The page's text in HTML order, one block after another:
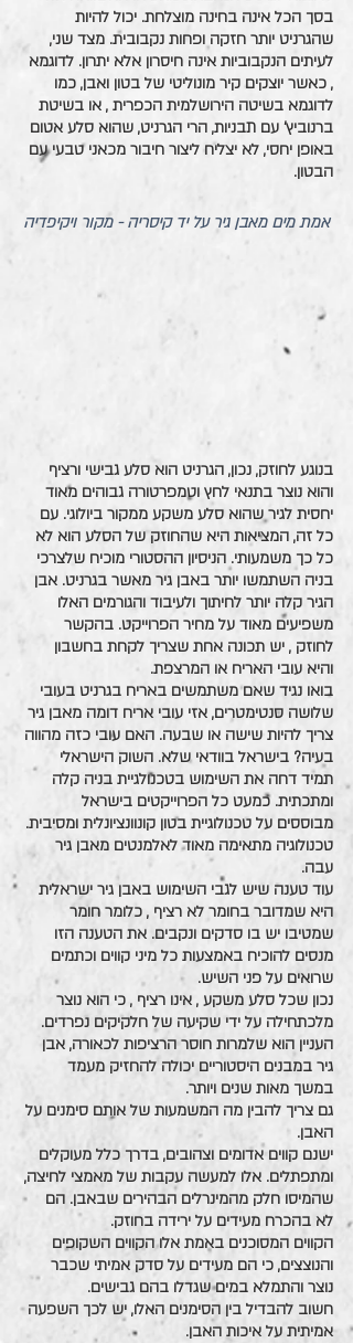
בסך הכל אינה בחינה מוצלחת. יכול להיות
שהגרניט יותר חזקה ופחות נקבובית. מצד שני,
לעיתים הנקבוביות אינה חיסרון אלא יתרון. לדוגמא
, כאשר יוצקים קיר מונוליטי של בטון ואבן, כמו
לדוגמא בשיטה הירושלמית הכפרית , או בשיטת
ברנוביץ' עם תבניות, הרי הגרניט, שהוא סלע אטום
באופן יחסי, לא יצליח ליצור חיבור מכאני טבעי עם
הבטון.
אמת מים מאבן גיר על יד קיסריה - מקור ויקיפדיה
בנוגע לחוזק, נכון, הגרניט הוא סלע גבישי ורציף
והוא נוצר בתנאי לחץ וטמפרטורה גבוהים מאוד
יחסית לגיר שהוא סלע משקע ממקור ביולוגי. עם
כל זה, המציאות היא שהחוזק של הסלע הוא לא
כל כך משמעותי. הניסיון ההסטורי מוכיח שלצרכי
בניה השתמשו יותר באבן גיר מאשר בגרניט. אבן
הגיר קלה יותר לחיתוך ולעיבוד והגורמים האלו
משפיעים מאוד על מחיר הפרוייקט. בהקשר
לחוזק , יש תכונה אחת שצריך לקחת בחשבון
והיא עובי האריח או המרצפת.
בואו נגיד שאם משתמשים באריח בגרניט בעובי
שלושה סנטימטרים, אזי עובי אריח דומה מאבן גיר
צריך להיות שישה או שבעה. האם עובי כזה מהווה
בעיה? בישראל בוודאי שלא. השוק הישראלי
תמיד דחה את השימוש בטכנולגיית בניה קלה
ומתכתית. כמעט כל הפרוייקטים בישראל
מבוססים על טכנולוגיית בטון קונוונציונלית ומסיבית.
טכנולוגיה מתאימה מאוד לאלמנטים מאבן גיר
עבה.
עוד טענה שיש לגבי השימוש באבן גיר ישראלית
היא שמדובר בחומר לא רציף , כלומר חומר
שמטיבו יש בו סדקים ונקבים. את הטענה הזו
מנסים להוכיח באמצעות כל מיני קווים וכתמים
שרואים על פני השיש.
נכון שכל סלע משקע , אינו רציף , כי הוא נוצר
מלכתחילה על ידי שקיעה של חלקיקים נפרדים.
העניין הוא שלמרות חוסר הרציפות לכאורה, אבן
גיר במבנים היסטוריים יכולה להחזיק מעמד
במשך מאות שנים ויותר.
גם צריך להבין מה המשמעות של אותם סימנים על
האבן.
ישנם קווים אדומים וצהובים, בדרך כלל מעוקלים
ומתפתלים. אלו למעשה עקבות של מאמצי לחיצה,
שהמיסו חלק מהמינרלים הבהירים שבאבן. הם
לא בהכרח מעידים על ירידה בחוזק.
הקווים המסוכנים באמת אלו הקווים השקופים
והנוצצים, כי הם מעידים על סדק אמיתי שכבר
נוצר והתמלא במים שגדלו בהם גבישים.
חשוב להבדיל בין הסימנים האלו, יש לכך השפעה
אמיתית על איכות האבן.